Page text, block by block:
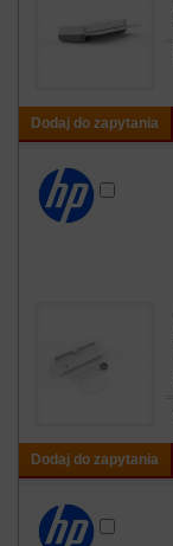
Dodaj do zapytania
Dodaj do zapytania